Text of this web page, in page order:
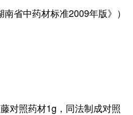
省中药材标准2009年版》）
对照药材1g，同法制成对照